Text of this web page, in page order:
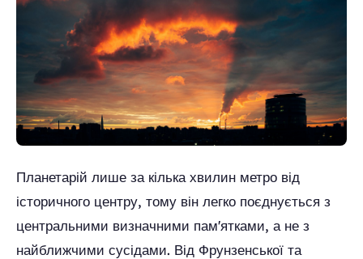
Планетарій лише за кілька хвилин метро від
історичного центру, тому він легко поєднується з
центральними визначними пам'ятками, а не з
найближчими сусідами. Від Фрунзенської та